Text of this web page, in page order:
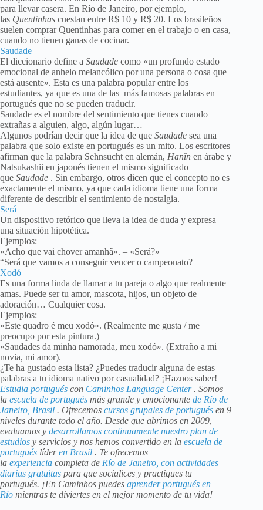
para llevar casera. En Río de Janeiro, por ejemplo,
las Quentinhas cuestan entre R$ 10 y R$ 20. Los brasileños
suelen comprar Quentinhas para comer en el trabajo o en casa,
cuando no tienen ganas de cocinar.
Saudade
El diccionario define a Saudade como «un profundo estado
emocional de anhelo melancólico por una persona o cosa que
está ausente». Esta es una palabra popular entre los
estudiantes, ya que es una de las más famosas palabras en
portugués que no se pueden traducir.
Saudade es el nombre del sentimiento que tienes cuando
extrañas a alguien, algo, algún lugar…
Algunos podrían decir que la idea de que Saudade sea ​​una
palabra que solo existe en portugués es un mito. Los escritores
afirman que la palabra Sehnsucht en alemán, Hanîn en árabe y
Natsukashii en japonés tienen el mismo significado
que Saudade . Sin embargo, otros dicen que el concepto no es
exactamente el mismo, ya que cada idioma tiene una forma
diferente de describir el sentimiento de nostalgia.
Será
Un dispositivo retórico que lleva la idea de duda y expresa
una situación hipotética.
Ejemplos:
«Acho que vai chover amanhã». – «Será?»
“Será que vamos a conseguir vencer o campeonato?
Xodó
Es una forma linda de llamar a tu pareja o algo que realmente
amas. Puede ser tu amor, mascota, hijos, un objeto de
adoración… Cualquier cosa.
Ejemplos:
«Este quadro é meu xodó». (Realmente me gusta / me
preocupo por esta pintura.)
«Saudades da minha namorada, meu xodó». (Extraño a mi
novia, mi amor).
¿Te ha gustado esta lista? ¿Puedes traducir alguna de estas
palabras a tu idioma nativo por casualidad? ¡Haznos saber!
Estudia portugués con Caminhos Language Center. Somos
la escuela de portugués más grande y emocionante de Río de
Janeiro, Brasil . Ofrecemos cursos grupales de portugués en 9
niveles durante todo el año. Desde que abrimos en 2009,
evaluamos y desarrollamos continuamente nuestro plan de
estudios y servicios y nos hemos convertido en la escuela de
portugués líderen Brasil . Te ofrecemos
la experiencia completa de Río de Janeiro, con actividades
diarias gratuitas para que socialices y practiques tu
portugués. ¡En Caminhos puedes aprender portugués en
Río mientras te diviertes en el mejor momento de tu vida!